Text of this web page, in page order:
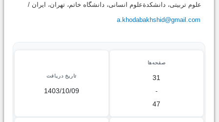
علوم تربیتی، دانشکدةعلوم انسانی، دانشگاه خاتم، تهران، ایران /
a.khodabakhshid@gmail.com
صفحه‌ها
31
-
47
تاریخ دریافت
1403/10/09